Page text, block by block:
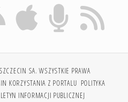
SA. WSZYSTKIE PRAWA
KORZYSTANIA Z PORTALU POLITYKA
INFORMACJI PUBLICZNEJ